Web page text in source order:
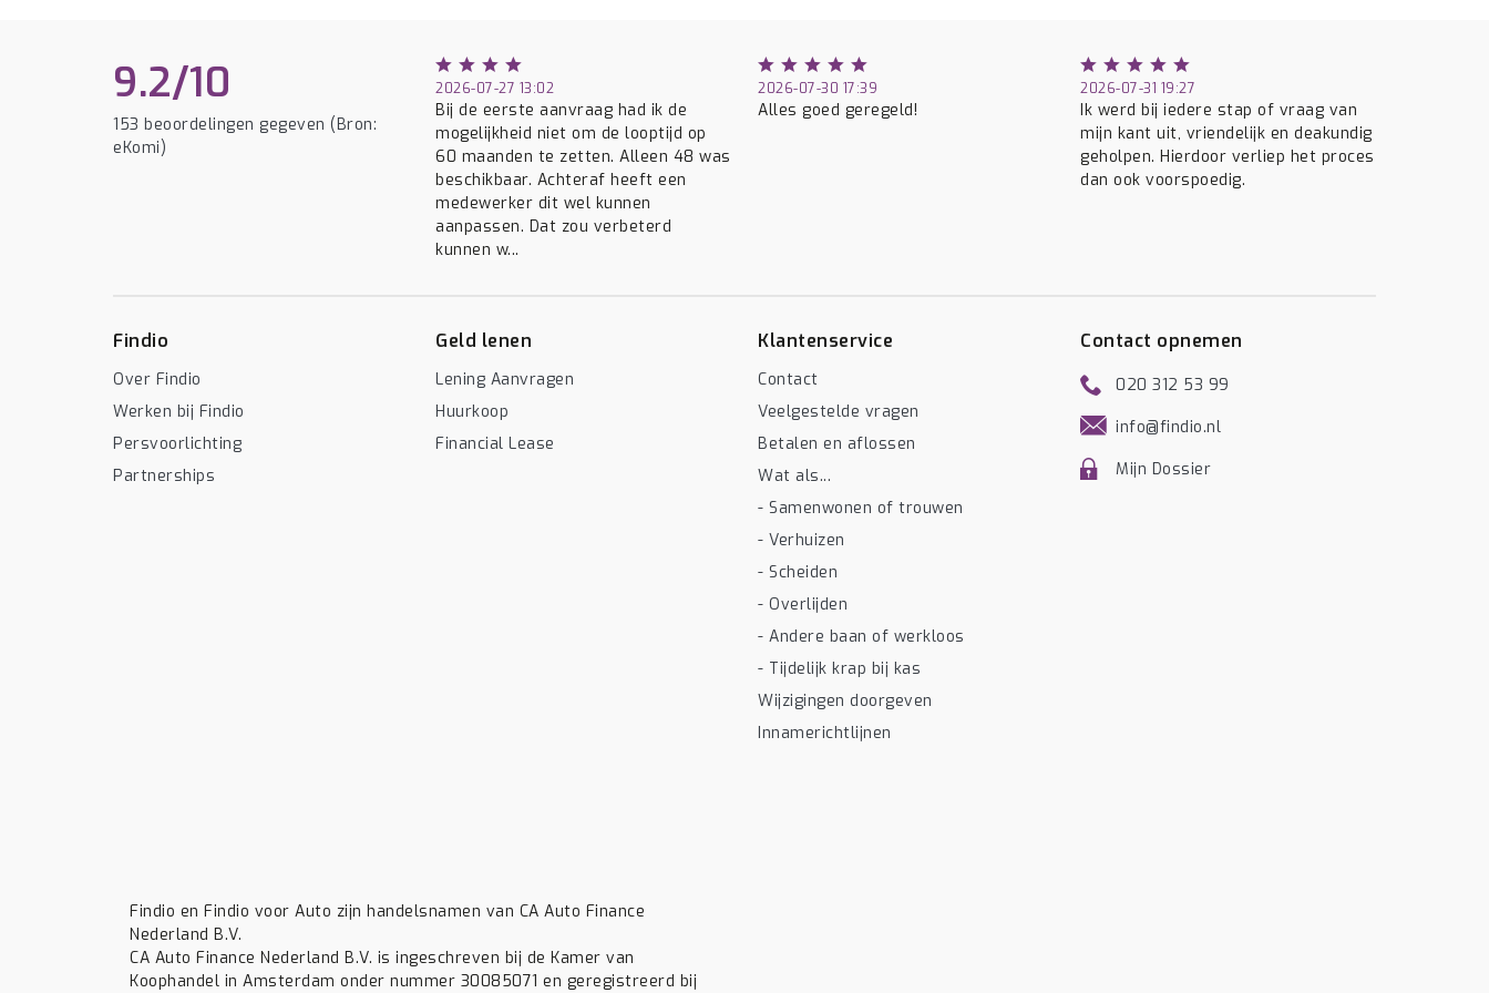
9.2/10
153 beoordelingen gegeven (Bron:
eKomi)
2026-07-27 13:02
Bij de eerste aanvraag had ik de
mogelijkheid niet om de looptijd op
60 maanden te zetten. Alleen 48 was
beschikbaar. Achteraf heeft een
medewerker dit wel kunnen
aanpassen. Dat zou verbeterd
kunnen w...
2026-07-30 17:39
Alles goed geregeld!
2026-07-31 19:27
Ik werd bij iedere stap of vraag van
mijn kant uit, vriendelijk en deakundig
geholpen. Hierdoor verliep het proces
dan ook voorspoedig.
Findio
Over Findio
Werken bij Findio
Persvoorlichting
Partnerships
Geld lenen
Lening Aanvragen
Huurkoop
Financial Lease
Klantenservice
Contact
Veelgestelde vragen
Betalen en aflossen
Wat als...
- Samenwonen of trouwen
- Verhuizen
- Scheiden
- Overlijden
- Andere baan of werkloos
- Tijdelijk krap bij kas
Wijzigingen doorgeven
Innamerichtlijnen
Contact opnemen
020 312 53 99
info@findio.nl
Mijn Dossier
Findio en Findio voor Auto zijn handelsnamen van CA Auto Finance
Nederland B.V.
CA Auto Finance Nederland B.V. is ingeschreven bij de Kamer van
Koophandel in Amsterdam onder nummer 30085071 en geregistreerd bij